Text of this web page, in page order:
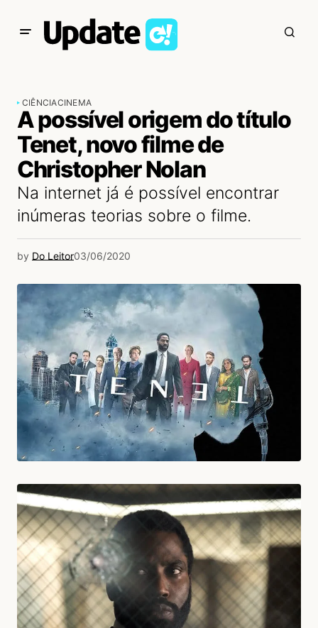
CIÊNCIACINEMA
A possível origem do título
Tenet, novo filme de
Christopher Nolan
Na internet já é possível encontrar
inúmeras teorias sobre o filme.
by Do Leitor03/06/2020